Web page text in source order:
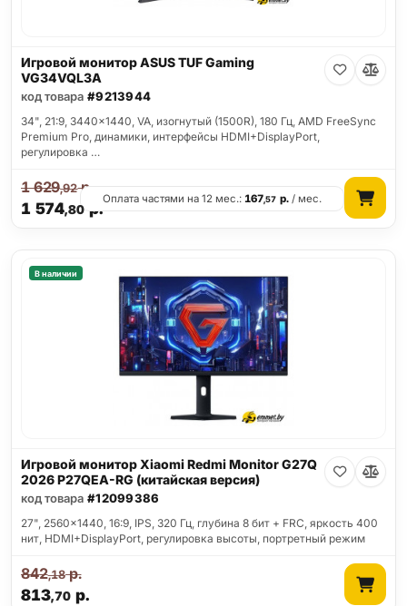
Игровой монитор ASUS TUF Gaming
VG34VQL3A
код товара #9213944
34", 21:9, 3440x1440, VA, изогнутый (1500R), 180 Гц, AMD FreeSync
Premium Pro, динамики, интерфейсы HDMI+DisplayPort,
регулировка …
1 574,80 р.
1 629,92р.
Оплата частями на 12 мес.:167,57 р./ мес.
В наличии
Игровой монитор Xiaomi Redmi Monitor G27Q
2026 P27QEA-RG (китайская версия)
код товара #12099386
27", 2560x1440, 16:9, IPS, 320 Гц, глубина 8 бит + FRC, яркость 400
нит, HDMI+DisplayPort, регулировка высоты, портретный режим
813,70р.
842,18р.